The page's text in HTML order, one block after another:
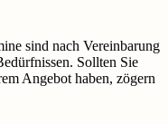
sind nach Vereinbarung
Sollten Sie
Angebot haben, zögern